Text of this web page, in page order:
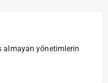
almayan yönetimlerin